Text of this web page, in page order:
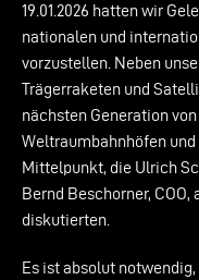
19.01.2026 hatten wir
nationalen und
vorzustellen. Neben
Trägerraketen und
nächsten Generation
Weltraumbahnhöfen
Mittelpunkt, die Ulrich
Bernd Beschorner,
diskutierten.
Es ist absolut